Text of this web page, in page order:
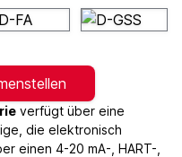
verfügt über eine
die elektronisch
einen 4-20 mA-, HART-,